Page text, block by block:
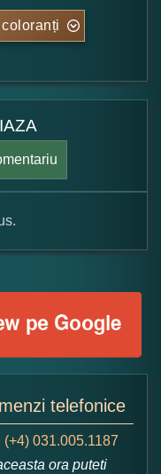
telefonice
(+4) 031.005.1187
ora puteti